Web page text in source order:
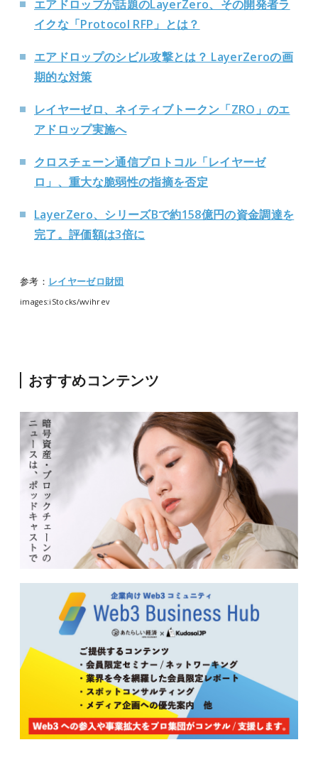
エアドロップが話題のLayerZero、その開発者ラ
イクな「Protocol RFP」とは？
エアドロップのシビル攻撃とは？ LayerZeroの画
期的な対策
レイヤーゼロ、ネイティブトークン「ZRO」のエ
アドロップ実施へ
クロスチェーン通信プロトコル「レイヤーゼ
ロ」、重大な脆弱性の指摘を否定
LayerZero、シリーズBで約158億円の資金調達を
完了。評価額は3倍に
参考： レイヤーゼロ財団
images:iStocks/wvihrev
おすすめコンテンツ